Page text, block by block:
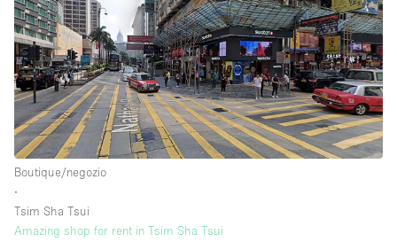
Boutique/negozio
∙
Tsim Sha Tsui
Amazing shop for rent in Tsim Sha Tsui